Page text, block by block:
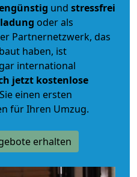
und stressfrei
oder als
Partnernetzwerk, das
haben, ist
international
jetzt kostenlose
einen ersten
für Ihren Umzug.
erhalten